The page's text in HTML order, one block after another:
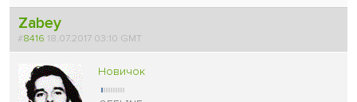
Zabey
#8416 18.07.2017 03:10 GMT
Новичок